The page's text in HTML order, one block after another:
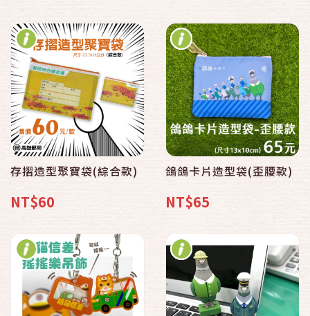
存摺造型聚寶袋(綜合款)
NT$60
鴿鴿卡片造型袋(歪腰款)
NT$65